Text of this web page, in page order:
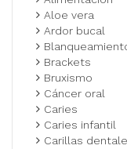
Aloe vera
Ardor bucal
Brackets
Bruxismo
Cáncer oral
Caries
Caries infantil
Carillas